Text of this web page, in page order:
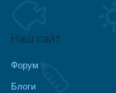
Наш сайт
Форум
Блоги